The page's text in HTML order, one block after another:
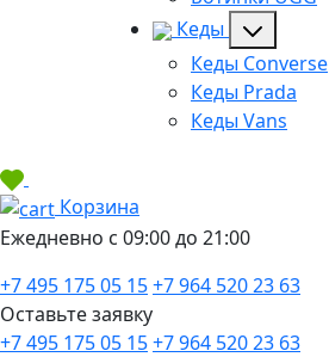
Кеды
Кеды Converse
Кеды Prada
Кеды Vans
Корзина
Ежедневно с 09:00 до 21:00
+7 495 175 05 15+7 964 520 23 63
Оставьте заявку
+7 495 175 05 15+7 964 520 23 63